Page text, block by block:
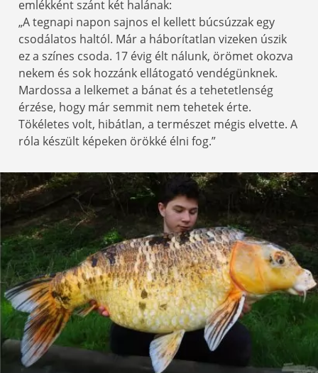
emlékként szánt két halának:
„A tegnapi napon sajnos el kellett búcsúzzak egy
csodálatos haltól. Már a háborítatlan vizeken úszik
ez a színes csoda. 17 évig élt nálunk, örömet okozva
nekem és sok hozzánk ellátogató vendégünknek.
Mardossa a lelkemet a bánat és a tehetetlenség
érzése, hogy már semmit nem tehetek érte.
Tökéletes volt, hibátlan, a természet mégis elvette. A
róla készült képeken örökké élni fog.”